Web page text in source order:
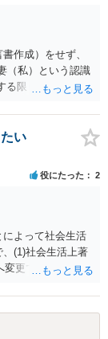
作成）をせず、
（私）という認識
る限りでは、その
価額の１/２の代
い
役にたった 2
によって社会生活
、(1)社会生活上著
変更できればその
切の事情が判断対
ただし理路整然
ック」とのこと